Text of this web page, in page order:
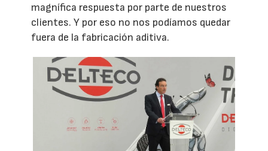
magnífica respuesta por parte de nuestros
clientes. Y por eso no nos podíamos quedar
fuera de la fabricación aditiva.